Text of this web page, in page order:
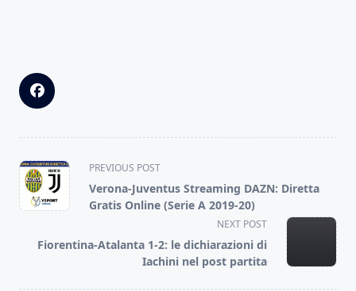
<span
class="nav-
subtitle
reader-
PREVIOUS POST
Verona-Juventus Streaming DAZN: Diretta
Gratis Online (Serie A 2019-20)
NEXT POST
Fiorentina-Atalanta 1-2: le dichiarazioni di
Iachini nel post partita